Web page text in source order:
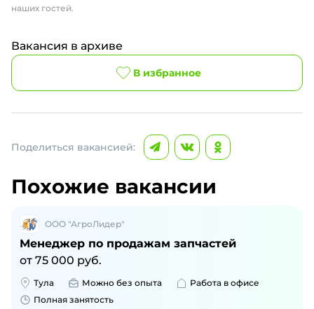
наших гостей.
Вакансия в архиве
В избранное
Поделиться вакансией:
Похожие вакансии
ООО "АгроЛидер"
Менеджер по продажам запчастей
от 75 000 руб.
Тула Можно без опыта
Работа в офисе
Полная занятость